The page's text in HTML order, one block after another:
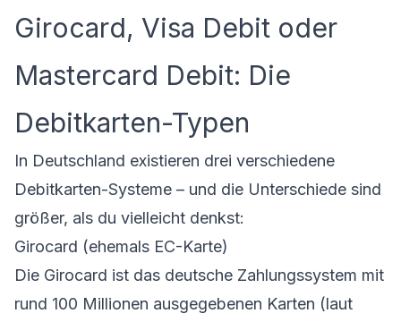
Girocard, Visa Debit oder
Mastercard Debit: Die
Debitkarten-Typen
In Deutschland existieren drei verschiedene
Debitkarten-Systeme – und die Unterschiede sind
größer, als du vielleicht denkst:
Girocard (ehemals EC-Karte)
Die Girocard ist das deutsche Zahlungssystem mit
rund 100 Millionen ausgegebenen Karten (laut